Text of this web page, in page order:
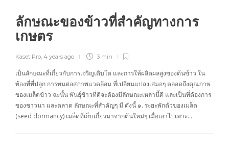
ลักษณะของข้าวที่สำคัญทางการ
เกษตร
Kaset Pro, 4 years ago 3 min
เป็นลักษณะที่เกี่ยวกับการเจริญเติบโต และการให้ผลิตผลสูงของต้นข้าว ใน
ท้องที่ที่ปลูก การทนต่อสภาพแวดล้อม ที่เปลี่ยนแปลงเสมอๆ ตลอดถึงคุณภาพ
ของเมล็ดข้าว ฉะนั้น พันธุ์ข้าวที่ดีจะต้องมีลักษณะเหล่านี้ดี และเป็นที่ต้องการ
ของชาวนา และตลาด ลักษณะที่สำคัญๆ มี ดังนี้ ๑. ระยะพักตัวของเมล็ด
(seed dormancy) เมล็ดที่เก็บเกี่ยวมาจากต้นใหม่ๆ เมื่อเอาไปเพาะ…